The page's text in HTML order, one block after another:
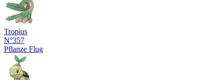
Tropius
N°357
Pflanze Flug